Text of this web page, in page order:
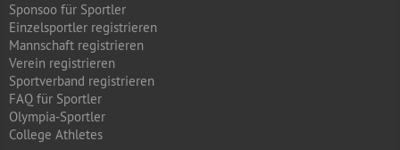
Sponsoo für Sportler
Einzelsportler registrieren
Mannschaft registrieren
Verein registrieren
Sportverband registrieren
FAQ für Sportler
Olympia-Sportler
College Athletes